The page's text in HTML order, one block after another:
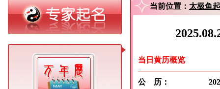
当前位置： 太极鱼
当日黄历概览
公 历：
2025 年